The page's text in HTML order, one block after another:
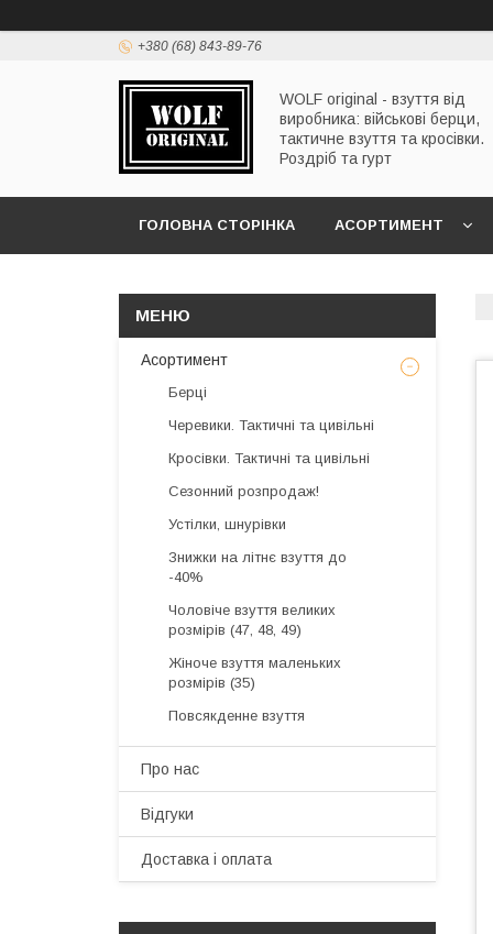
+380 (68) 843-89-76
WOLF original - взуття від
виробника: військові берци,
тактичне взуття та кросівки.
Роздріб та гурт
ГОЛОВНА СТОРІНКА АСОРТИМЕНТ
Асортимент
Берці
Черевики. Тактичні та цивільні
Кросівки. Тактичні та цивільні
Сезонний розпродаж!
Устілки, шнурівки
Знижки на літнє взуття до
-40%
Чоловіче взуття великих
розмірів (47, 48, 49)
Жіноче взуття маленьких
розмірів (35)
Повсякденне взуття
Про нас
Відгуки
Доставка і оплата